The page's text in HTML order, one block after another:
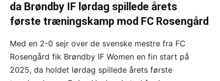
da Brøndby IF lørdag spillede årets
første træningskamp mod FC Rosengård
Med en 2-0 sejr over de svenske mestre fra FC
Rosengård fik Brøndby IF Women en fin start på
2025, da holdet lørdag spillede årets første